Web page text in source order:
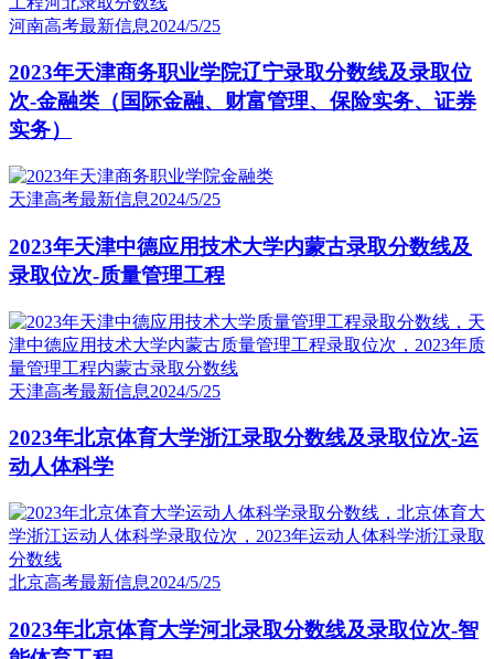
河南高考最新信息2024/5/25
2023年天津商务职业学院辽宁录取分数线及录取位
次-金融类（国际金融、财富管理、保险实务、证券
实务）
天津高考最新信息2024/5/25
2023年天津中德应用技术大学内蒙古录取分数线及
录取位次-质量管理工程
天津高考最新信息2024/5/25
2023年北京体育大学浙江录取分数线及录取位次-运
动人体科学
北京高考最新信息2024/5/25
2023年北京体育大学河北录取分数线及录取位次-智